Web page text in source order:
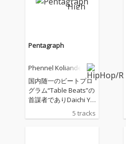
Pentagraph
Phennel Koliander
国内随一のビートプロ
グラム“Table Beats”の
首謀者でありDaichi Ya
mamotoのライブDJも
務めるPhennnel Kolia
5 tracks